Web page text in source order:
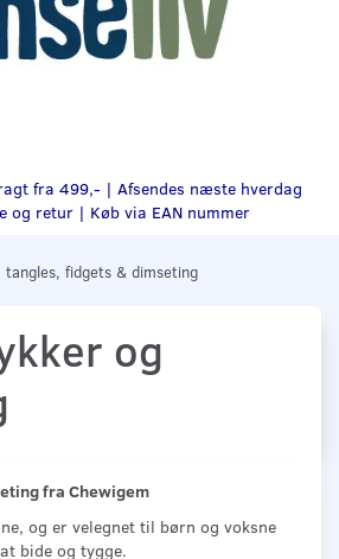
fra 499,- | Afsendes næste hverdag
og retur | Køb via EAN nummer
tangles, fidgets & dimseting
og
fra Chewigem
og er velegnet til børn og voksne
bide og tygge.